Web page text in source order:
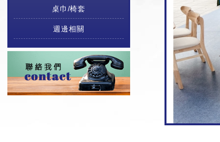
桌巾/椅套
週邊相關